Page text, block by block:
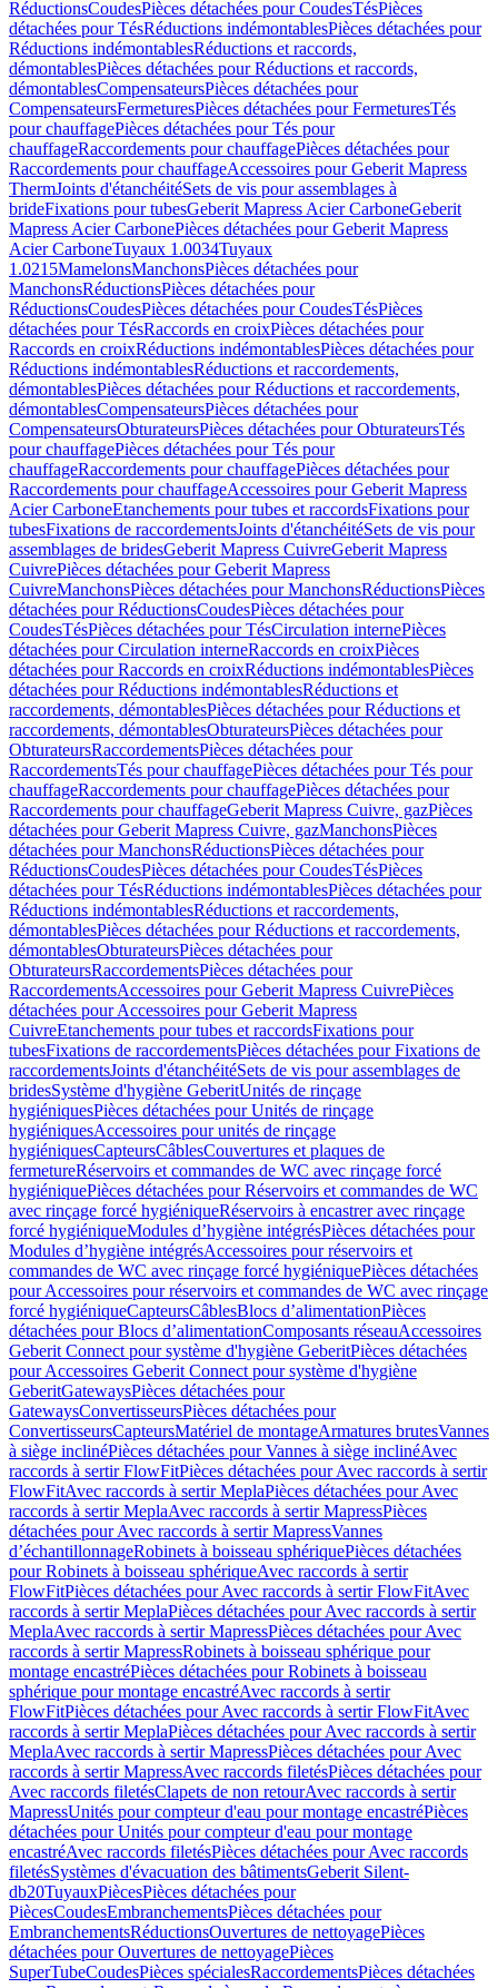
RéductionsCoudesPièces détachées pour CoudesTésPièces
détachées pour TésRéductions indémontablesPièces détachées pour
Réductions indémontablesRéductions et raccords,
démontablesPièces détachées pour Réductions et raccords,
démontablesCompensateursPièces détachées pour
CompensateursFermeturesPièces détachées pour FermeturesTés
pour chauffagePièces détachées pour Tés pour
chauffageRaccordements pour chauffagePièces détachées pour
Raccordements pour chauffageAccessoires pour Geberit Mapress
ThermJoints d'étanchéitéSets de vis pour assemblages à
brideFixations pour tubesGeberit Mapress Acier CarboneGeberit
Mapress Acier CarbonePièces détachées pour Geberit Mapress
Acier CarboneTuyaux 1.0034Tuyaux
1.0215MamelonsManchonsPièces détachées pour
ManchonsRéductionsPièces détachées pour
RéductionsCoudesPièces détachées pour CoudesTésPièces
détachées pour TésRaccords en croixPièces détachées pour
Raccords en croixRéductions indémontablesPièces détachées pour
Réductions indémontablesRéductions et raccordements,
démontablesPièces détachées pour Réductions et raccordements,
démontablesCompensateursPièces détachées pour
CompensateursObturateursPièces détachées pour ObturateursTés
pour chauffagePièces détachées pour Tés pour
chauffageRaccordements pour chauffagePièces détachées pour
Raccordements pour chauffageAccessoires pour Geberit Mapress
Acier CarboneEtanchements pour tubes et raccordsFixations pour
tubesFixations de raccordementsJoints d'étanchéitéSets de vis pour
assemblages de bridesGeberit Mapress CuivreGeberit Mapress
CuivrePièces détachées pour Geberit Mapress
CuivreManchonsPièces détachées pour ManchonsRéductionsPièces
détachées pour RéductionsCoudesPièces détachées pour
CoudesTésPièces détachées pour TésCirculation internePièces
détachées pour Circulation interneRaccords en croixPièces
détachées pour Raccords en croixRéductions indémontablesPièces
détachées pour Réductions indémontablesRéductions et
raccordements, démontablesPièces détachées pour Réductions et
raccordements, démontablesObturateursPièces détachées pour
ObturateursRaccordementsPièces détachées pour
RaccordementsTés pour chauffagePièces détachées pour Tés pour
chauffageRaccordements pour chauffagePièces détachées pour
Raccordements pour chauffageGeberit Mapress Cuivre, gazPièces
détachées pour Geberit Mapress Cuivre, gazManchonsPièces
détachées pour ManchonsRéductionsPièces détachées pour
RéductionsCoudesPièces détachées pour CoudesTésPièces
détachées pour TésRéductions indémontablesPièces détachées pour
Réductions indémontablesRéductions et raccordements,
démontablesPièces détachées pour Réductions et raccordements,
démontablesObturateursPièces détachées pour
ObturateursRaccordementsPièces détachées pour
RaccordementsAccessoires pour Geberit Mapress CuivrePièces
détachées pour Accessoires pour Geberit Mapress
CuivreEtanchements pour tubes et raccordsFixations pour
tubesFixations de raccordementsPièces détachées pour Fixations de
raccordementsJoints d'étanchéitéSets de vis pour assemblages de
bridesSystème d'hygiène GeberitUnités de rinçage
hygiéniquesPièces détachées pour Unités de rinçage
hygiéniquesAccessoires pour unités de rinçage
hygiéniquesCapteursCâblesCouvertures et plaques de
fermetureRéservoirs et commandes de WC avec rinçage forcé
hygiéniquePièces détachées pour Réservoirs et commandes de WC
avec rinçage forcé hygiéniqueRéservoirs à encastrer avec rinçage
forcé hygiéniqueModules d’hygiène intégrésPièces détachées pour
Modules d’hygiène intégrésAccessoires pour réservoirs et
commandes de WC avec rinçage forcé hygiéniquePièces détachées
pour Accessoires pour réservoirs et commandes de WC avec rinçage
forcé hygiéniqueCapteursCâblesBlocs d’alimentationPièces
détachées pour Blocs d’alimentationComposants réseauAccessoires
Geberit Connect pour système d'hygiène GeberitPièces détachées
pour Accessoires Geberit Connect pour système d'hygiène
GeberitGatewaysPièces détachées pour
GatewaysConvertisseursPièces détachées pour
ConvertisseursCapteursMatériel de montageArmatures brutesVannes
à siège inclinéPièces détachées pour Vannes à siège inclinéAvec
raccords à sertir FlowFitPièces détachées pour Avec raccords à sertir
FlowFitAvec raccords à sertir MeplaPièces détachées pour Avec
raccords à sertir MeplaAvec raccords à sertir MapressPièces
détachées pour Avec raccords à sertir MapressVannes
d’échantillonnageRobinets à boisseau sphériquePièces détachées
pour Robinets à boisseau sphériqueAvec raccords à sertir
FlowFitPièces détachées pour Avec raccords à sertir FlowFitAvec
raccords à sertir MeplaPièces détachées pour Avec raccords à sertir
MeplaAvec raccords à sertir MapressPièces détachées pour Avec
raccords à sertir MapressRobinets à boisseau sphérique pour
montage encastréPièces détachées pour Robinets à boisseau
sphérique pour montage encastréAvec raccords à sertir
FlowFitPièces détachées pour Avec raccords à sertir FlowFitAvec
raccords à sertir MeplaPièces détachées pour Avec raccords à sertir
MeplaAvec raccords à sertir MapressPièces détachées pour Avec
raccords à sertir MapressAvec raccords filetésPièces détachées pour
Avec raccords filetésClapets de non retourAvec raccords à sertir
MapressUnités pour compteur d'eau pour montage encastréPièces
détachées pour Unités pour compteur d'eau pour montage
encastréAvec raccords filetésPièces détachées pour Avec raccords
filetésSystèmes d'évacuation des bâtimentsGeberit Silent-
db20TuyauxPiècesPièces détachées pour
PiècesCoudesEmbranchementsPièces détachées pour
EmbranchementsRéductionsOuvertures de nettoyagePièces
détachées pour Ouvertures de nettoyagePièces
SuperTubeCoudesPièces spécialesRaccordementsPièces détachées